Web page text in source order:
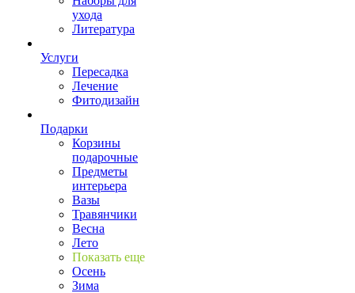
ухода
Литература
Услуги
Пересадка
Лечение
Фитодизайн
Подарки
Корзины
подарочные
Предметы
интерьера
Вазы
Травянчики
Весна
Лето
Показать еще
Осень
Зима